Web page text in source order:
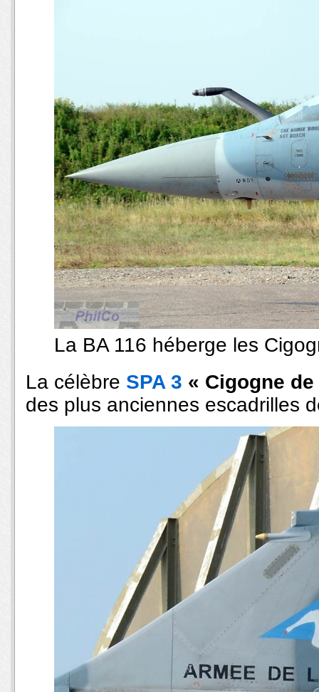
La BA 116 héberge les
La célèbre SPA 3 « Cigogne
des plus anciennes escadrilles